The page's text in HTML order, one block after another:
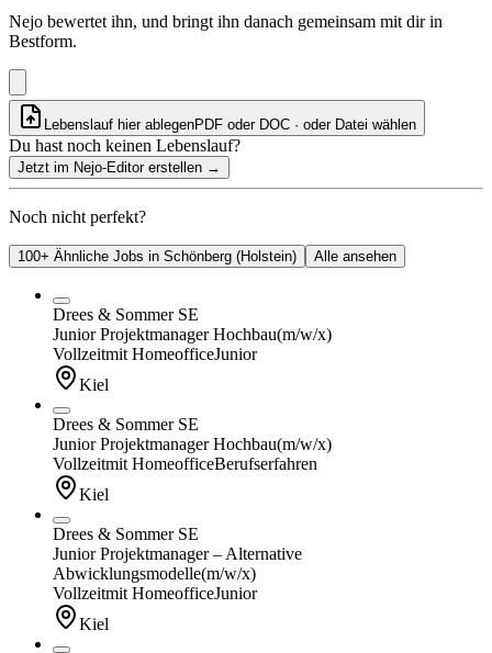
Nejo bewertet ihn, und bringt ihn danach gemeinsam mit dir in
Bestform.
Lebenslauf hier ablegenPDF oder DOC · oder Datei wählen
Du hast noch keinen Lebenslauf?
Jetzt im Nejo-Editor erstellen →
Noch nicht perfekt?
100+ Ähnliche Jobs in Schönberg (Holstein) Alle ansehen
Drees & Sommer SE
Junior Projektmanager Hochbau(m/w/x)
Vollzeitmit HomeofficeJunior
Kiel
Drees & Sommer SE
Junior Projektmanager Hochbau(m/w/x)
Vollzeitmit HomeofficeBerufserfahren
Kiel
Drees & Sommer SE
Junior Projektmanager – Alternative
Abwicklungsmodelle(m/w/x)
Vollzeitmit HomeofficeJunior
Kiel